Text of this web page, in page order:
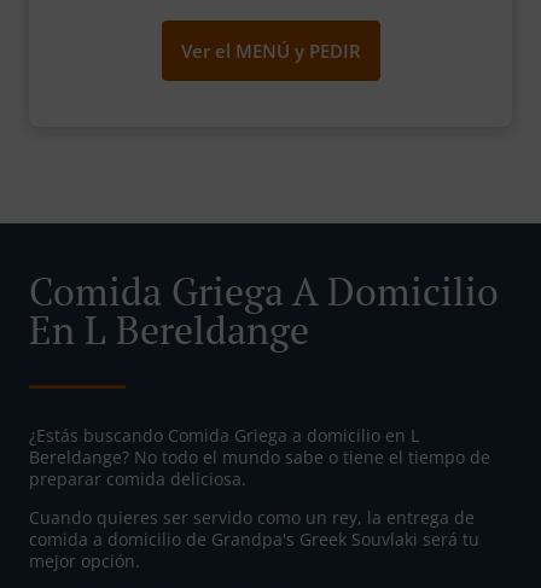
Ver el MENÚ y PEDIR
Comida Griega A Domicilio
En L Bereldange
¿Estás buscando Comida Griega a domicilio en L
Bereldange? No todo el mundo sabe o tiene el tiempo de
preparar comida deliciosa.
Cuando quieres ser servido como un rey, la entrega de
comida a domicilio de Grandpa's Greek Souvlaki será tu
mejor opción.